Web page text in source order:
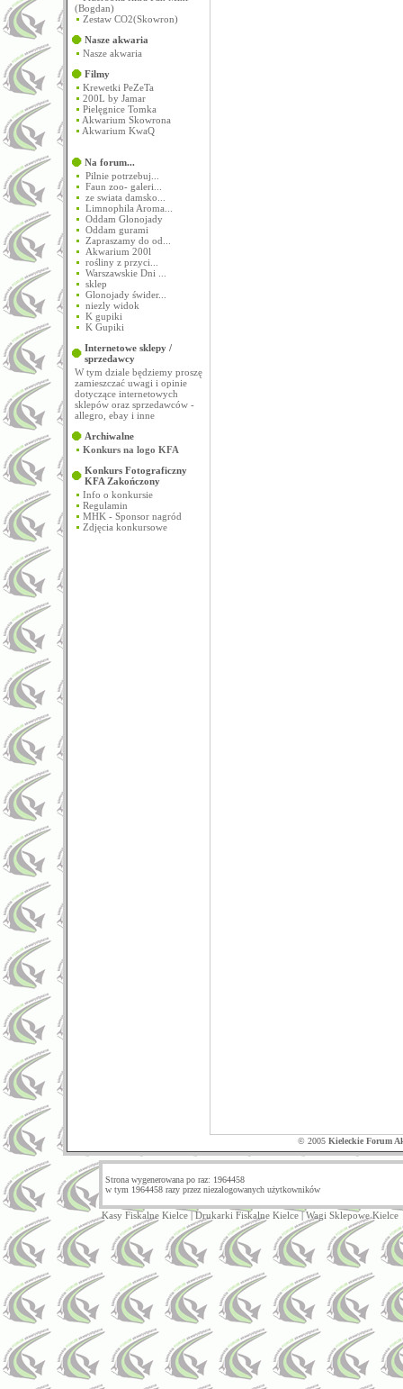
(Bogdan)
Zestaw CO2(Skowron)
Nasze akwaria
Nasze akwaria
Filmy
Krewetki PeZeTa
200L by Jamar
Pielęgnice Tomka
Akwarium Skowrona
Akwarium KwaQ
Na forum...
Pilnie potrzebuj...
Faun zoo- galeri...
ze swiata damsko...
Limnophila Aroma...
Oddam Glonojady
Oddam gurami
Zapraszamy do od...
Akwarium 200l
rośliny z przyci...
Warszawskie Dni ...
sklep
Glonojady świder...
niezly widok
K gupiki
K Gupiki
Internetowe sklepy /
sprzedawcy
W tym dziale będziemy proszę
zamieszczać uwagi i opinie
dotyczące internetowych
sklepów oraz sprzedawców -
allegro, ebay i inne
Archiwalne
Konkurs na logo KFA
Konkurs Fotograficzny
KFA Zakończony
Info o konkursie
Regulamin
MHK - Sponsor nagród
Zdjęcia konkursowe
© 2005 Kieleckie Forum
Strona wygenerowana po raz: 1964458
w tym 1964458 razy przez niezalogowanych użytkowników
Kasy Fiskalne Kielce|Drukarki Fiskalne Kielce|Wagi Sklepowe Kielce